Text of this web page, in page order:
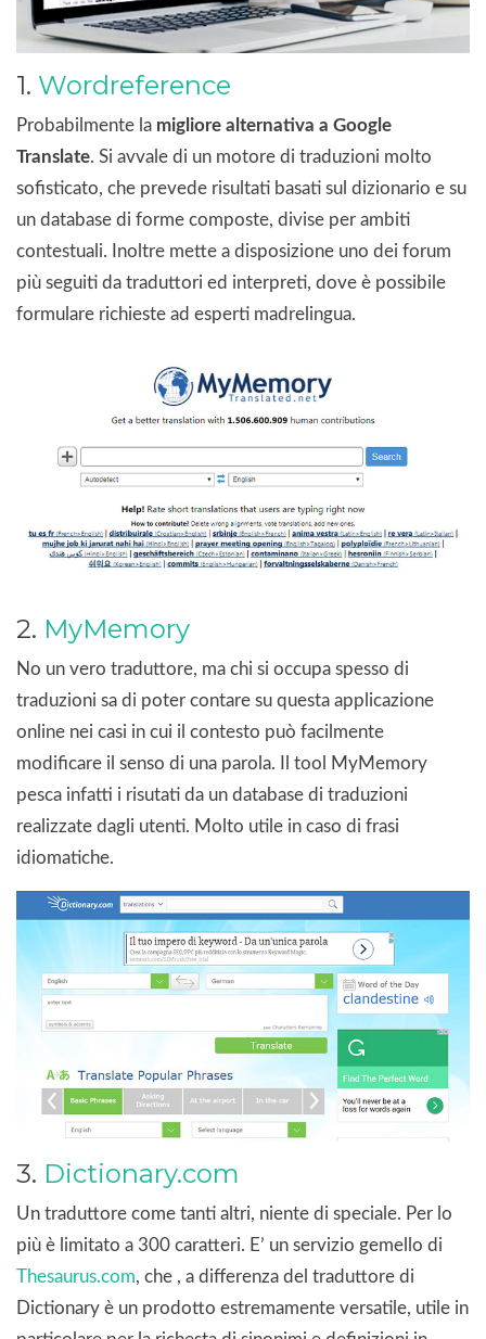
1. Wordreference
Probabilmente la migliore alternativa a Google
Translate. Si avvale di un motore di traduzioni molto
sofisticato, che prevede risultati basati sul dizionario e su
un database di forme composte, divise per ambiti
contestuali. Inoltre mette a disposizione uno dei forum
più seguiti da traduttori ed interpreti, dove è possibile
formulare richieste ad esperti madrelingua.
2. MyMemory
No un vero traduttore, ma chi si occupa spesso di
traduzioni sa di poter contare su questa applicazione
online nei casi in cui il contesto può facilmente
modificare il senso di una parola. Il tool MyMemory
pesca infatti i risutati da un database di traduzioni
realizzate dagli utenti. Molto utile in caso di frasi
idiomatiche.
3. Dictionary.com
Un traduttore come tanti altri, niente di speciale. Per lo
più è limitato a 300 caratteri. E’ un servizio gemello di
Thesaurus.com, che , a differenza del traduttore di
Dictionary è un prodotto estremamente versatile, utile in